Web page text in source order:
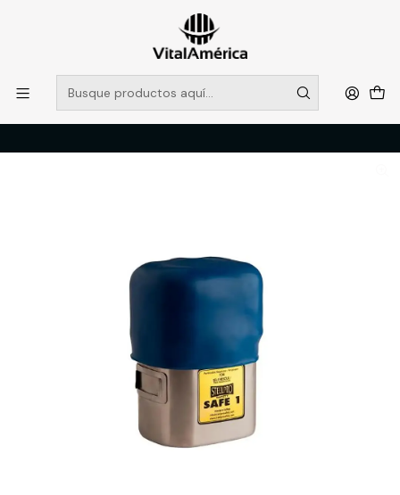
POR SISTEMA FRONTAL SOLO RETIROS EN TIENDA, DESDE
MUCHAS GRACIAS +569 5956 2237
Leer más
Inicio Catálogo PROTECCION PERSONAL
RESPIRACION
AUTORESCATADOR STEELPRO SAFE 1